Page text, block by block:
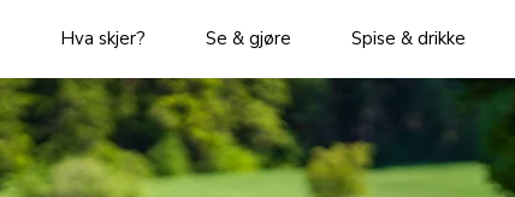
Hva skjer? Se & gjøre Spise & drikke